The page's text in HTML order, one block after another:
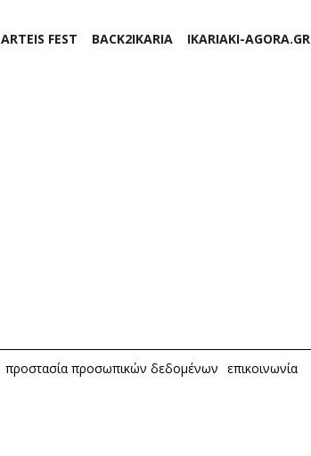
ARTEIS FEST BACK2IKARIA IKARIAKI-AGORA.GR
προστασία προσωπικών δεδομένων επικοινωνία